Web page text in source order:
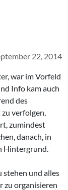
22, 2014
war im Vorfeld
Info kam auch
des
verfolgen,
zumindest
danach, in
Hintergrund.
stehen und alles
zu organisieren